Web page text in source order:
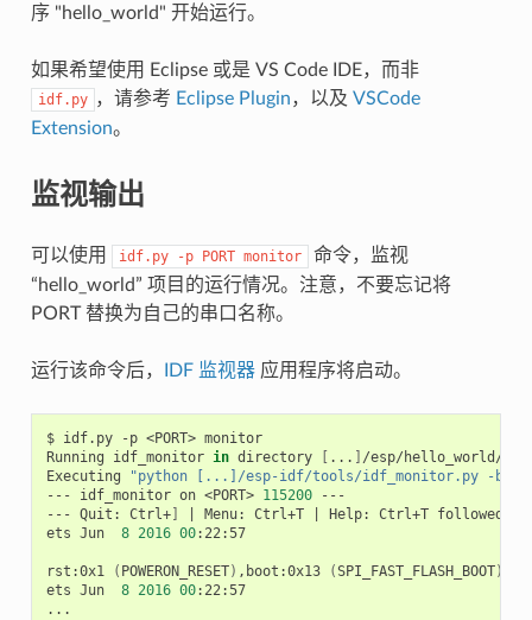
序 "hello_world" 开始运行。
如果希望使用 Eclipse 或是 VS Code IDE，而非
idf.py ，请参考 Eclipse Plugin，以及 VSCode
Extension。
监视输出
可以使用 idf.py -p PORT monitor
命令，监视
“hello_world” 项目的运行情况。注意，不要忘记将
PORT 替换为自己的串口名称。
运行该命令后， IDF 监视器应用程序将启动。
$ idf.py -p <PORT> monitor
Running
idf_monitor in directory ...
/esp/hello_world/
Executing
"python [...]/esp-idf/tools/idf_monitor.py -b
---
idf_monitor on <PORT> 115200
---
--- Quit: Ctrl+] Menu: Ctrl+T Help: Ctrl+T followed
ets Jun 8 2016 00:22:57
rst:0x1 ( POWERON_RESET) ,boot:0x13 (SPI_FAST_FLASH_BOOT)
ets Jun 8 2016 00:22:57